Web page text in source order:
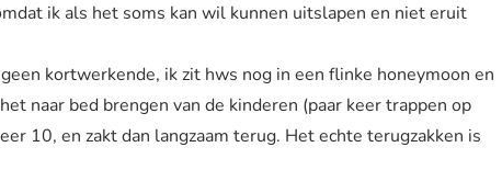
ik als het soms kan wil kunnen uitslapen en niet eruit
kortwerkende, ik zit hws nog in een flinke honeymoon en
naar bed brengen van de kinderen (paar keer trappen op
10, en zakt dan langzaam terug. Het echte terugzakken is